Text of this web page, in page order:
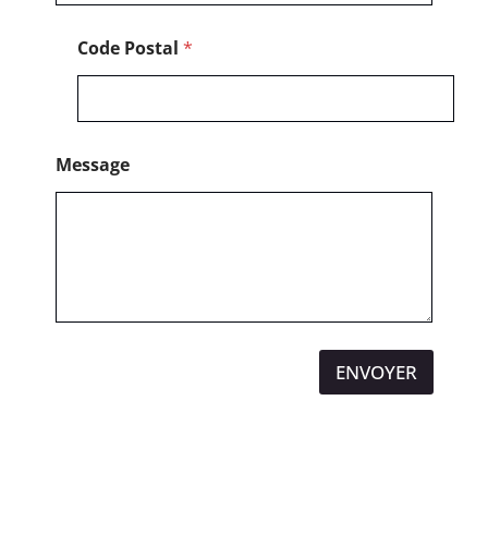
Code Postal *
Message
ENVOYER